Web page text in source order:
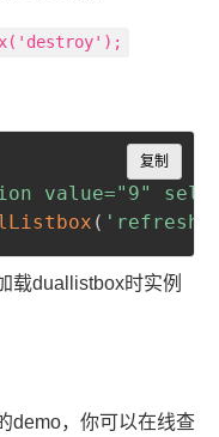
value="9"
( 'refresh'
复制
Copy
载duallistbox时实例
demo，你可以在线查